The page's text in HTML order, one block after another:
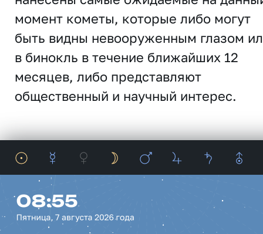
момент кометы, которые либо могут
быть видны невооруженным глазом
в бинокль в течение ближайших 12
месяцев, либо представляют
общественный и научный интерес.